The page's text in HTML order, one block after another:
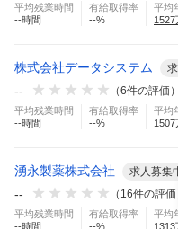
平均残業時間
--時間
有給取得率
--%
平均
1527
株式会社データシステム
-- （6件の評価）
平均残業時間
--時間
有給取得率
--%
平均
1507
湧永製薬株式会社 求人募集
-- （ 16件の評価
平均残業時間
--時間
有給取得率
--%
平均
1313